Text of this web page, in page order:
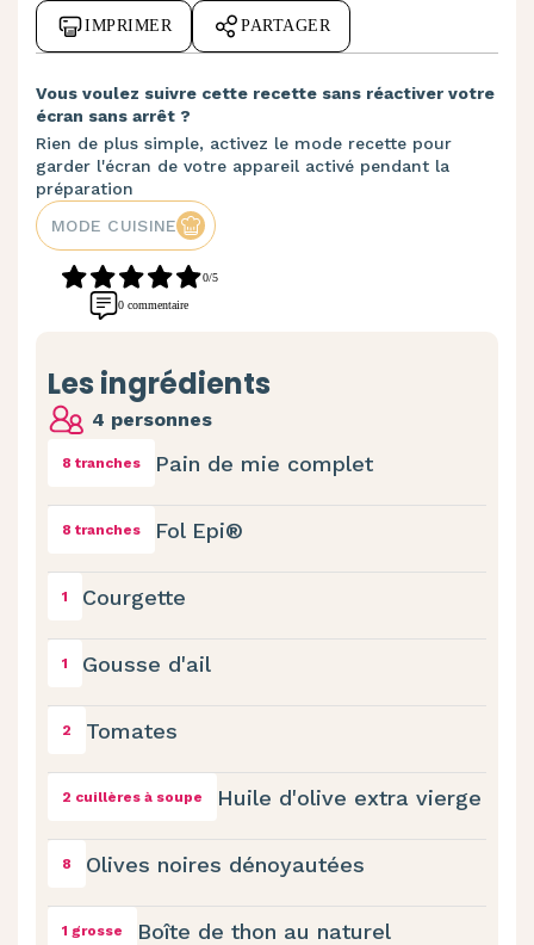
IMPRIMER PARTAGER
Vous voulez suivre cette recette sans réactiver votre
écran sans arrêt ?
Rien de plus simple, activez le mode recette pour
garder l'écran de votre appareil activé pendant la
préparation
MODE CUISINE
0/5
0 commentaire
Les ingrédients
4 personnes
8 tranches Pain de mie complet
8 tranches Fol Epi®
1 Courgette
1 Gousse d'ail
2 Tomates
2 cuillères à soupe Huile d'olive extra vierge
8 Olives noires dénoyautées
1 grosse Boîte de thon au naturel